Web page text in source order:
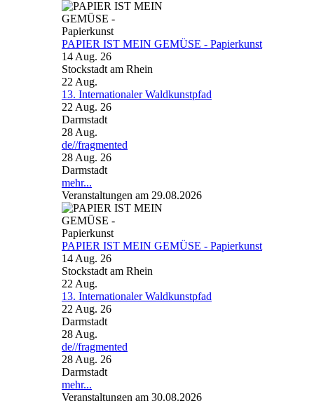
PAPIER IST MEIN GEMÜSE - Papierkunst
14 Aug. 26
Stockstadt am Rhein
22 Aug.
13. Internationaler Waldkunstpfad
22 Aug. 26
Darmstadt
28 Aug.
de//fragmented
28 Aug. 26
Darmstadt
mehr...
Veranstaltungen am 29.08.2026
PAPIER IST MEIN GEMÜSE - Papierkunst
14 Aug. 26
Stockstadt am Rhein
22 Aug.
13. Internationaler Waldkunstpfad
22 Aug. 26
Darmstadt
28 Aug.
de//fragmented
28 Aug. 26
Darmstadt
mehr...
Veranstaltungen am 30.08.2026